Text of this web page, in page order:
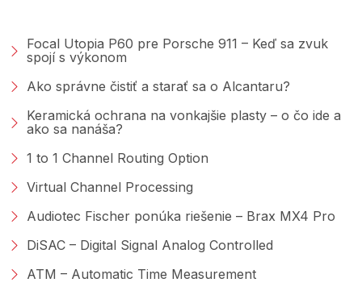
Focal Utopia P60 pre Porsche 911 – Keď sa zvuk
spojí s výkonom
Ako správne čistiť a starať sa o Alcantaru?
Keramická ochrana na vonkajšie plasty – o čo ide a
ako sa nanáša?
1 to 1 Channel Routing Option
Virtual Channel Processing
Audiotec Fischer ponúka riešenie – Brax MX4 Pro
DiSAC – Digital Signal Analog Controlled
ATM – Automatic Time Measurement